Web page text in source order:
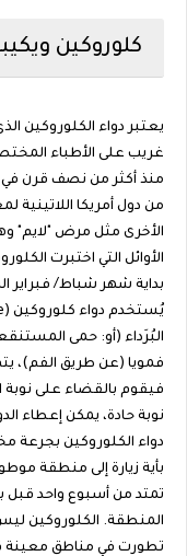
كلوروكين
يعتبر دواء الكلوروكين
غريب على الأطباء
منذ أكثر من نصف قرن في
من دول أمريكا اللاتينية
الأخرى مثل مرض "لايم"
الأوائل التي اختبرت
بداية شهر شباط/ فبراير
فمويا (عن طريق الفم)،
فيقوم بالقضاء على
نوبة حادة، يمكن إعطاء
دواء الكلوروكين بجرعة
المنطقة. الكلوروكين
تطورت في مناطق معينة